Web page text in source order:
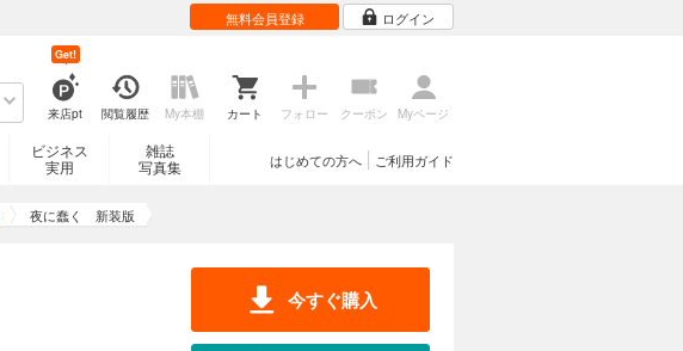
無料会員登録 ログイン
来店pt
Get!
閲覧履歴 My本棚 カート フォロー クーポン Myページ
ビジネス
実用
雑誌
写真集
ご利用ガイド
はじめての方へ
夜に蠢く 新装版
今すぐ購入